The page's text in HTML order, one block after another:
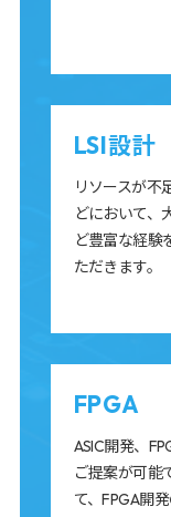
LSI設計
リソースが不
どにおいて、
ど豊富な経験
ただきます。
FPGA
ASIC開発、
ご提案が可能
て、FPGA開